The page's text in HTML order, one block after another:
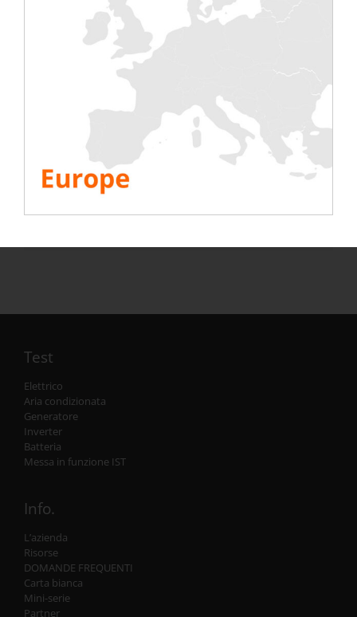
Rentaloadpuò aiutarvi in questo processo
fornendo soluzioni di noleggio di banchi di
carico per prove di carico e di guasto e
fornendo supporto AOR con i nostri team.
VEDI TUTTE LE RISORSE
Test
Elettrico
Aria condizionata
Generatore
Inverter
Batteria
Messa in funzione IST
Info.
L’azienda
Risorse
DOMANDE FREQUENTI
Carta bianca
Mini-serie
Partner